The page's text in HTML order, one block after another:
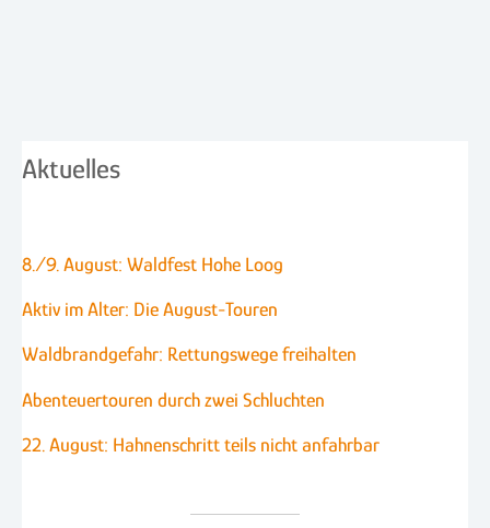
Aktuelles
8./9. August: Waldfest Hohe Loog
Aktiv im Alter: Die August-Touren
Waldbrandgefahr: Rettungswege freihalten
Abenteuertouren durch zwei Schluchten
22. August: Hahnenschritt teils nicht anfahrbar